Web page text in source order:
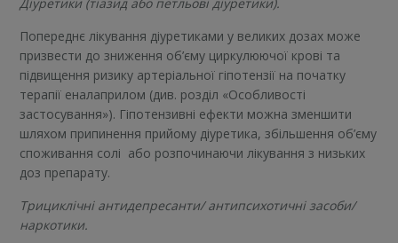
Попереднє лікування діуретиками у великих дозах може
призвести до зниження об’єму циркулюючої крові та
підвищення ризику артеріальної гіпотензії на початку
терапії еналаприлом (див. розділ «Особливості
застосування»). Гіпотензивні ефекти можна зменшити
шляхом припинення прийому діуретика, збільшення об’єму
споживання солі або розпочинаючи лікування з низьких
доз препарату.
Трициклічні антидепресанти/ антипсихотичні засоби/
наркотики.